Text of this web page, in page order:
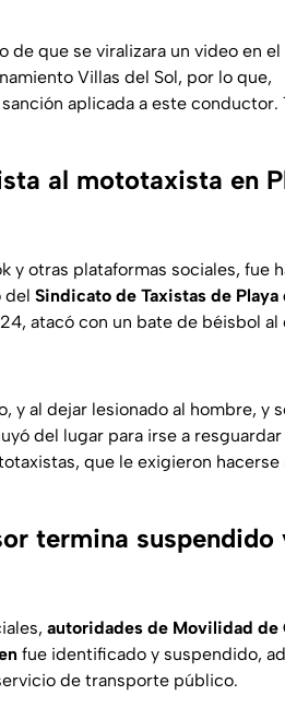
de que se viralizara un video en
Villas del Sol, por lo que,
aplicada a este conductor.
al mototaxista en
y otras plataformas sociales, fue
del Sindicato de Taxistas de Playa
atacó con un bate de béisbol
y al dejar lesionado al hombre, y
del lugar para irse a resguardar
que le exigieron hacerse
termina suspendido
autoridades de Movilidad de
fue identificado y suspendido,
de transporte público.